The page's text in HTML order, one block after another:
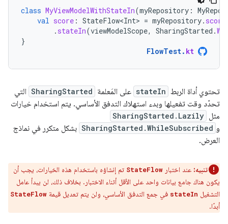
class MyViewModelWithStateIn(myRepository :
val score : StateFlow<Int> = myRepository.
. stateIn(viewModelScope, SharingStarted .
}
FlowTest. kt
تحتوي أداة الربط stateIn على المَعلمة SharingStarted التي
تحدّد وقت تفعيلها وبدء استهلاك التدفق الأساسي. يتم استخدام خيارات
مثل SharingStarted.Lazily
و SharingStarted.WhileSubscribed بشكل متكرر في نماذج
العرض.
تنبيه: عند اختبار StateFlow تم إنشاؤه باستخدام هذه الخيارات، يجب أن
يكون هناك جامع بيانات واحد على الأقل أثناء الاختبار. بخلاف ذلك، لن يبدأ عامل
التشغيل stateIn في جمع التدفق الأساسي، ولن يتم تعديل قيمة StateFlow
أبدًا.